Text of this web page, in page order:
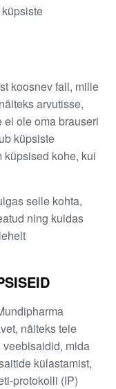
koosnev fail, mille
arvutisse,
ole oma brauseri
küpsiste
küpsised kohe, kui
selle kohta,
ning kuidas
näiteks teie
mida
külastamist,
protokolli (IP)